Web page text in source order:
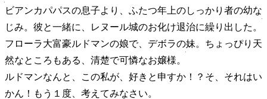
ビアンカパパスの息子より、ふたつ年上のしっかり者の幼な
じみ。彼と一緒に、レヌール城のお化け退治に繰り出した。
フローラ大富豪ルドマンの娘で、デボラの妹。ちょっぴり天
然なところもある、清楚で可憐なお嬢様。
ルドマンなんと、この私が、好きと申すか！？そ、それはい
かん！もう１度、考えてみなさい。